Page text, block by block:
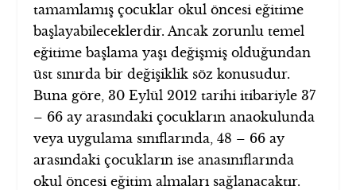
tamamlamış çocuklar okul öncesi eğitime
başlayabileceklerdir. Ancak zorunlu temel
eğitime başlama yaşı değişmiş olduğundan
üst sınırda bir değişiklik söz konusudur.
Buna göre, 30 Eylül 2012 tarihi itibariyle 37
– 66 ay arasındaki çocukların anaokulunda
veya uygulama sınıflarında, 48 – 66 ay
arasındaki çocukların ise anasınıflarında
okul öncesi eğitim almaları sağlanacaktır.